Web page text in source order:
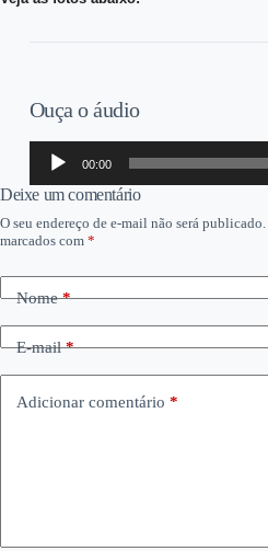
Ouça o áudio
Tocador
áudio
00:00
Deixe um comentário
O seu endereço de e-mail não será publicado.
marcados com *
Nome*
E-mail*
Adicionar comentário *